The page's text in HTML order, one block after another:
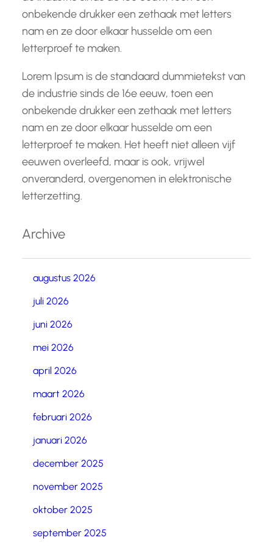
onbekende drukker een zethaak met letters
nam en ze door elkaar husselde om een
letterproef te maken.
Lorem Ipsum is de standaard dummietekst van
de industrie sinds de 16e eeuw, toen een
onbekende drukker een zethaak met letters
nam en ze door elkaar husselde om een
letterproef te maken. Het heeft niet alleen vijf
eeuwen overleefd, maar is ook, vrijwel
onveranderd, overgenomen in elektronische
letterzetting.
Archive
augustus 2026
juli 2026
juni 2026
mei 2026
april 2026
maart 2026
februari 2026
januari 2026
december 2025
november 2025
oktober 2025
september 2025